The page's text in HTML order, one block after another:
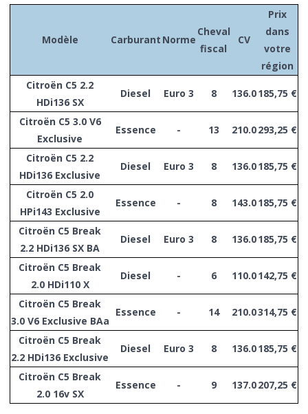
Modèle Carburant Norme
Cheval
fiscal
CV
Prix
dans
votre
région
Citroën C5 2.2
HDi136 SX
Diesel Euro 3 8 136.0185,75 €
Citroën C5 3.0 V6
Exclusive
Essence - 13 210.0293,25 €
Citroën C5 2.2
HDi136 Exclusive
Diesel Euro 3 8 136.0185,75 €
Citroën C5 2.0
HPi143 Exclusive
Essence - 8 143.0185,75 €
Citroën C5 Break
2.2 HDi136 SX BA
Diesel Euro 3 8 136.0185,75 €
Citroën C5 Break
2.0 HDi110 X
Diesel - 6 110.0142,75 €
Citroën C5 Break
3.0 V6 Exclusive BAa
Essence - 14 210.0314,75 €
Citroën C5 Break
2.2 HDi136 Exclusive
Diesel Euro 3 8 136.0185,75 €
Citroën C5 Break
2.0 16v SX
Essence - 9 137.0207,25 €